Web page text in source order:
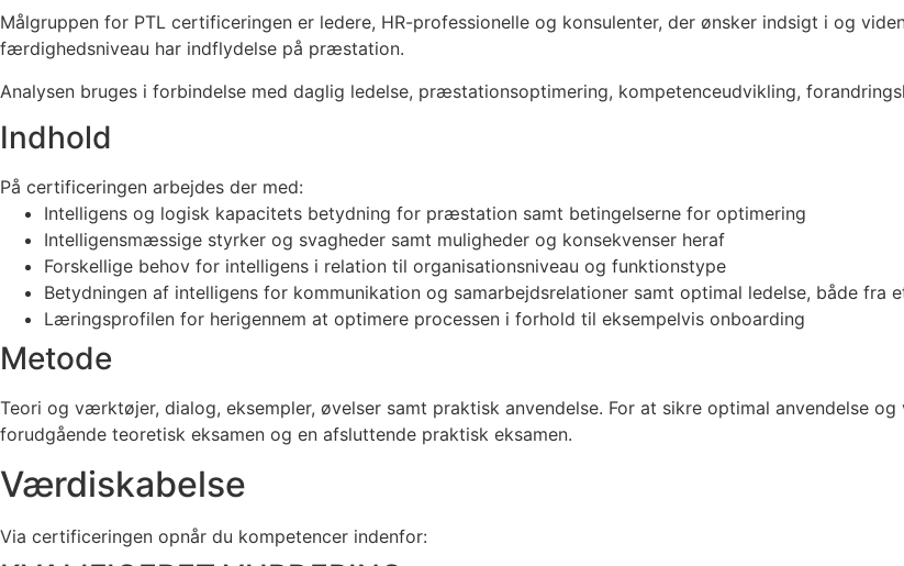
Målgruppen for PTL certificeringen er ledere, HR-professionelle og konsulenter, der ønsker indsigt i og
færdighedsniveau har indflydelse på præstation.
Analysen bruges i forbindelse med daglig ledelse, præstationsoptimering, kompetenceudvikling,
Indhold
På certificeringen arbejdes der med:
Intelligens og logisk kapacitets betydning for præstation samt betingelserne for optimering
Intelligensmæssige styrker og svagheder samt muligheder og konsekvenser heraf
Forskellige behov for intelligens i relation til organisationsniveau og funktionstype
Betydningen af intelligens for kommunikation og samarbejdsrelationer samt optimal ledelse, både fra
Læringsprofilen for herigennem at optimere processen i forhold til eksempelvis onboarding
Metode
Teori og værktøjer, dialog, eksempler, øvelser samt praktisk anvendelse. For at sikre optimal anvendelse
forudgående teoretisk eksamen og en afsluttende praktisk eksamen.
Værdiskabelse
Via certificeringen opnår du kompetencer indenfor: